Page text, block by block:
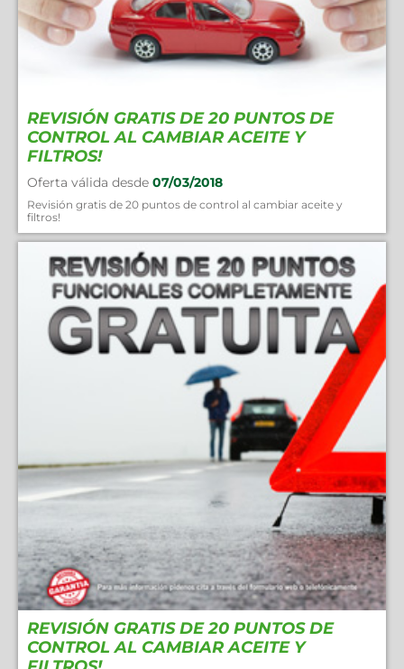
REVISIÓN GRATIS DE 20 PUNTOS DE
CONTROL AL CAMBIAR ACEITE Y
FILTROS!
Oferta válida desde 07/03/2018
Revisión gratis de 20 puntos de control al cambiar aceite y
filtros!
REVISIÓN GRATIS DE 20 PUNTOS DE
CONTROL AL CAMBIAR ACEITE Y